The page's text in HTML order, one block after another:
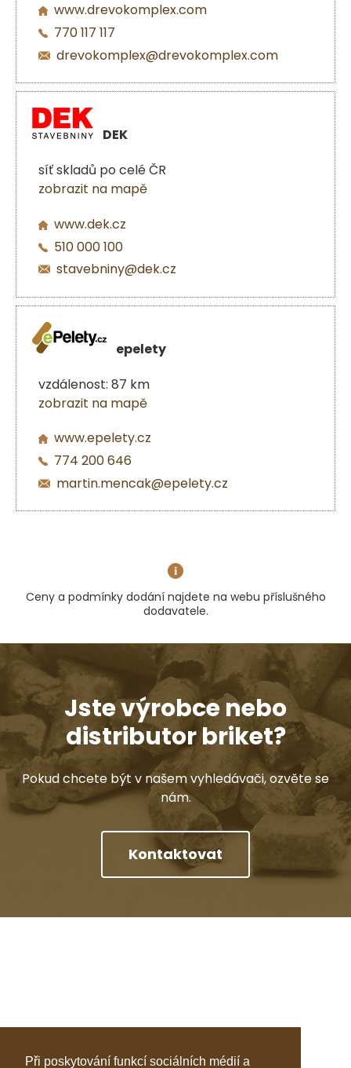
Při poskytování funkcí sociálních médií a
www.drevokomplex.com
770 117 117
drevokomplex@drevokomplex.com
DEK
síť skladů po celé ČR
zobrazit na mapě
www.dek.cz
510 000 100
stavebniny@dek.cz
epelety
vzdálenost: 87 km
zobrazit na mapě
www.epelety.cz
774 200 646
martin.mencak@epelety.cz
Ceny a podmínky dodání najdete na webu příslušného
dodavatele.
Jste výrobce nebo
distributor briket?
Pokud chcete být v našem vyhledávači, ozvěte se
nám.
Kontaktovat